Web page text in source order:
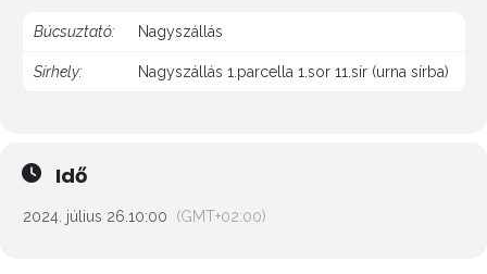
Búcsuztató: Nagyszállás
Sírhely: Nagyszállás 1.parcella 1.sor 11.sír (urna sírba)
Idő
2024. július 26. 10:00 (GMT+02:00)